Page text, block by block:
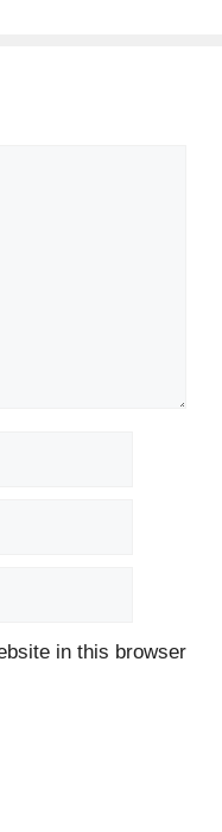
in this browser